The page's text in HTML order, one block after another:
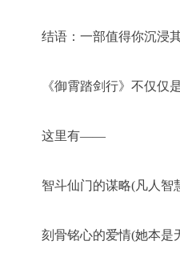
结语：一部值得你沉浸
《御霄踏剑行》不仅仅
这里有——
智斗仙门的谋略(凡人智
刻骨铭心的爱情(她本是